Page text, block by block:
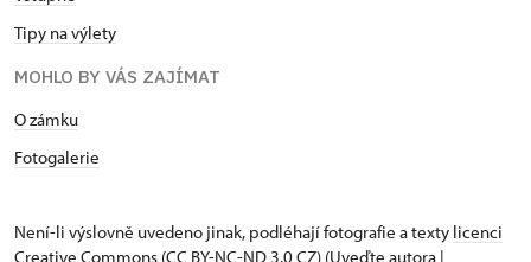
Tipy na výlety
MOHLO BY VÁS ZAJÍMAT
O zámku
Fotogalerie
Není-li výslovně uvedeno jinak, podléhají fotografie a texty licenci
Creative Commons (CC BY-NC-ND 3.0 CZ) (Uveďte autora |